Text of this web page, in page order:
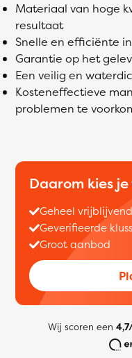
Materiaal van hoge
resultaat
Snelle en efficiënte
Garantie op het
Een veilig en
Kosteneffectieve
problemen te
Daarom kies
Geheel vrijblijvend
Geverifieerde
Groot aanbod
Wij scoren een